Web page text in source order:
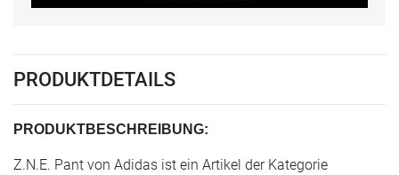
PRODUKTDETAILS
PRODUKTBESCHREIBUNG:
Z.N.E. Pant von Adidas ist ein Artikel der Kategorie